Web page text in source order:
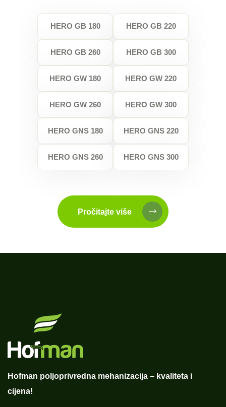
HERO GB 180 HERO GB 220
HERO GB 260 HERO GB 300
HERO GW 180 HERO GW 220
HERO GW 260 HERO GW 300
HERO GNS 180 HERO GNS 220
HERO GNS 260 HERO GNS 300
Pročitajte više
Hofman poljoprivredna mehanizacija – kvaliteta i
cijena!